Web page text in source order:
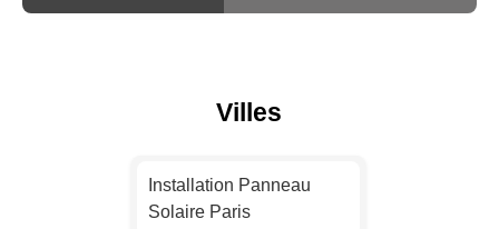
Villes
Installation Panneau
Solaire Paris